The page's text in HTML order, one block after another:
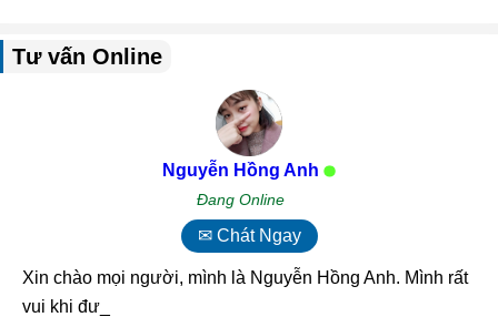
Tư vấn Online
Nguyễn Hồng Anh
Đang Online
✉ Chát Ngay
Xin chào mọi người, mình là Nguyễn Hồng Anh. Mình rất
vui khi được chia s_